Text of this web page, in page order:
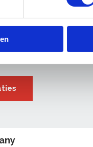
achtergronden van
herkennen
doen als u